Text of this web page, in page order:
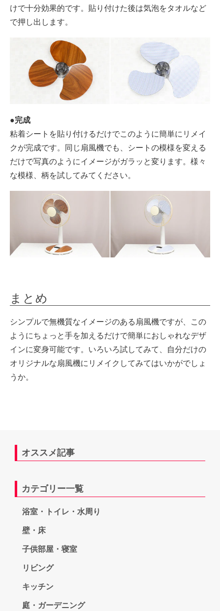
けで十分効果的です。貼り付けた後は気泡をタオルなど
で押し出します。
●完成
粘着シートを貼り付けるだけでこのように簡単にリメイ
クが完成です。同じ扇風機でも、シートの模様を変える
だけで写真のようにイメージがガラッと変ります。様々
な模様、柄を試してみてください。
まとめ
シンプルで無機質なイメージのある扇風機ですが、この
ようにちょっと手を加えるだけで簡単におしゃれなデザ
インに変身可能です。いろいろ試してみて、自分だけの
オリジナルな扇風機にリメイクしてみてはいかがでしょ
うか。
オススメ記事
カテゴリー一覧
浴室・トイレ・水周り
壁・床
子供部屋・寝室
リビング
キッチン
庭・ガーデニング